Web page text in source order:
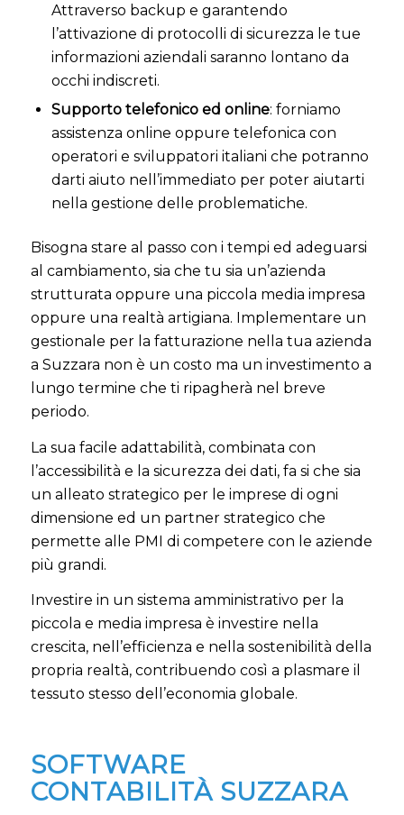
Attraverso backup e garantendo
l’attivazione di protocolli di sicurezza le tue
informazioni aziendali saranno lontano da
occhi indiscreti.
Supporto telefonico ed online: forniamo
assistenza online oppure telefonica con
operatori e sviluppatori italiani che potranno
darti aiuto nell’immediato per poter aiutarti
nella gestione delle problematiche.
Bisogna stare al passo con i tempi ed adeguarsi
al cambiamento, sia che tu sia un’azienda
strutturata oppure una piccola media impresa
oppure una realtà artigiana. Implementare un
gestionale per la fatturazione nella tua azienda
a Suzzara non è un costo ma un investimento a
lungo termine che ti ripagherà nel breve
periodo.
La sua facile adattabilità, combinata con
l’accessibilità e la sicurezza dei dati, fa si che sia
un alleato strategico per le imprese di ogni
dimensione ed un partner strategico che
permette alle PMI di competere con le aziende
più grandi.
Investire in un sistema amministrativo per la
piccola e media impresa è investire nella
crescita, nell’efficienza e nella sostenibilità della
propria realtà, contribuendo così a plasmare il
tessuto stesso dell’economia globale.
SOFTWARE
CONTABILITÀ SUZZARA